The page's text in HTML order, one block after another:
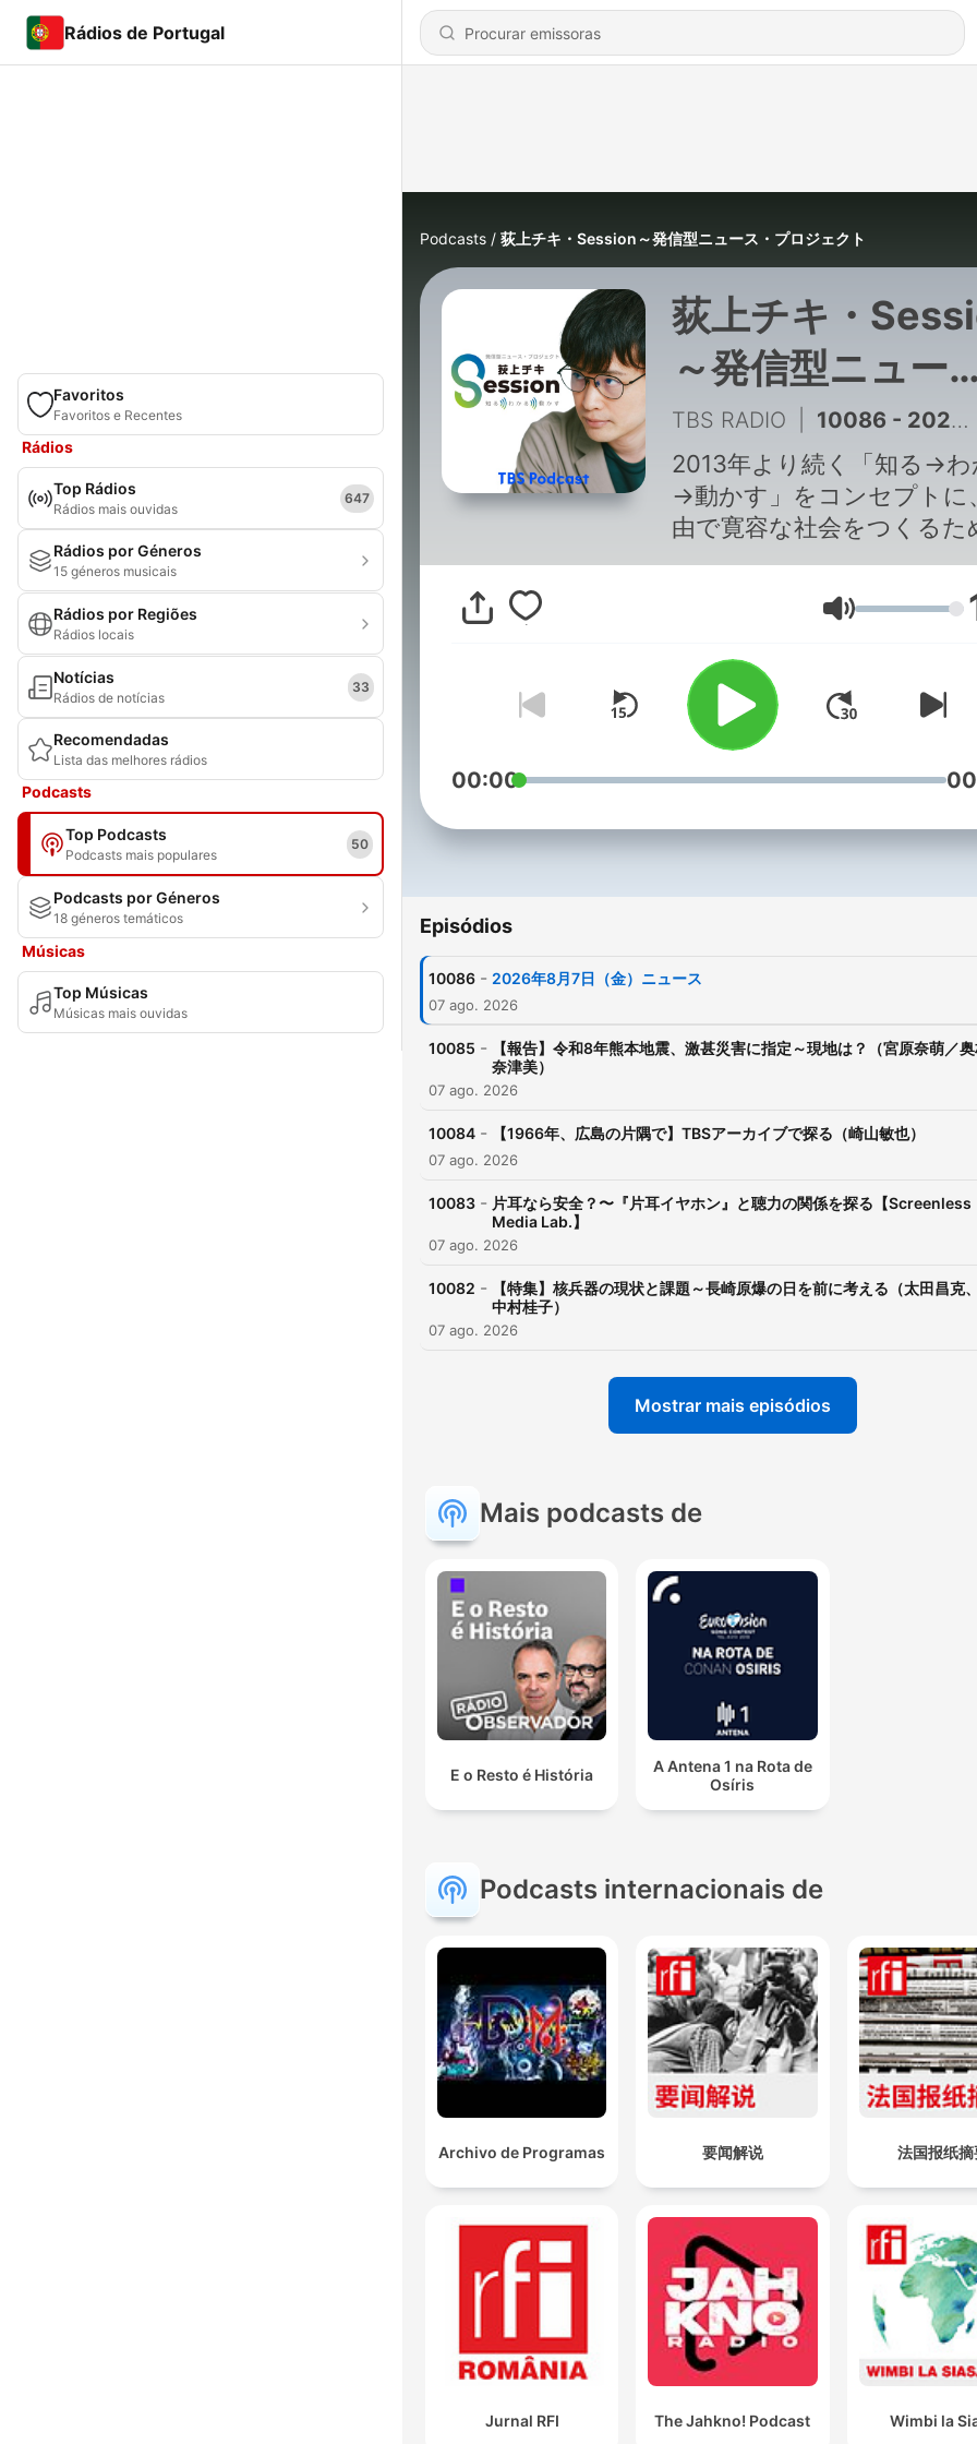
Rádios de Portugal
Favoritos
Favoritos e Recentes
Rádios
Top Rádios
Rádios mais ouvidas
647
Rádios por Géneros
15 géneros musicais
Rádios por Regiões
Rádios locais
Notícias
Rádios de notícias
33
Recomendadas
Lista das melhores rádios
Podcasts
Top Podcasts
Podcasts mais populares
50
Podcasts por Géneros
18 géneros temáticos
Músicas
Top Músicas
Músicas mais ouvidas
Podcasts 荻上チキ・Session～発信型ニュース・プロジェクト
荻上チキ・
～発信型ニュー
ス・プロジェクト
TBS RADIO 10086 - 2026年8月7日（金）ニュース
2013年より続く「知る→わ
→動かす」をコンセプトに
由で寛容な社会をつくるた
良質な議論と情報を共有す
ュース番組です。複雑化す
会の中で「何が、なぜ起き
るのか」を共に考え、一歩
未来を探ります。これまで
みを大切に、荻上チキと、
2026年4月からは片桐千晶(
金)、山本恵里伽(火)、日比
めます。 番組作りの参考のた
をお願いいたします。
制作：TBSラジオ TBS Podcast
https://www.tbsradio.jp/
Volume
00:00
Episódios
10086 - 2026年8月7日（金）ニュース
07 ago. 2026
10085 -
【報告】令和8年熊本地震、激甚災害に指定～現地は？（宮原奈萌／
奈津美）
07 ago. 2026
10084 - 【1966年、広島の片隅で】TBSアーカイブで探る（崎山敏也）
07 ago. 2026
10083 - 片耳なら安全？〜『片耳イヤホン』と聴力の関係を探る【Screenless
Media Lab.】
07 ago. 2026
10082 -
【特集】核兵器の現状と課題～長崎原爆の日を前に考える（太田昌克、
中村桂子）
07 ago. 2026
Mostrar mais episódios
Mais podcasts de
E o Resto é História
A Antena 1 na Rota de
Osíris
Podcasts internacionais de
Archivo de Programas 要闻解说 法国报纸摘
Jurnal RFI The Jahkno! Podcast Wimbi la